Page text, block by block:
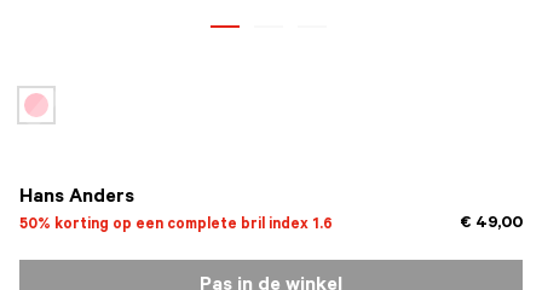
Hans Anders
50% korting op een complete bril index 1.6 € 49,00